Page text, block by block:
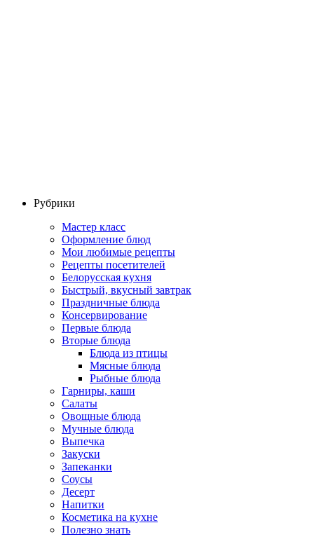
Рубрики
Мастер класс
Оформление блюд
Мои любимые рецепты
Рецепты посетителей
Белорусская кухня
Быстрый, вкусный завтрак
Праздничные блюда
Консервирование
Первые блюда
Вторые блюда
Блюда из птицы
Мясные блюда
Рыбные блюда
Гарниры, каши
Салаты
Овощные блюда
Мучные блюда
Выпечка
Закуски
Запеканки
Соусы
Десерт
Напитки
Косметика на кухне
Полезно знать